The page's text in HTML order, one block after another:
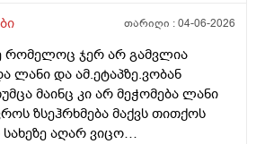
თარიღი :04-06-2026
რომელოც ჯერ არ გამვლია
ლანი და ამ.ეტაპზე.ვობან
მაინც კი არ მეჭომება ლანი
ზსეჰრხმება მაქვს თითქოს
სახეზე აღარ ვიცო